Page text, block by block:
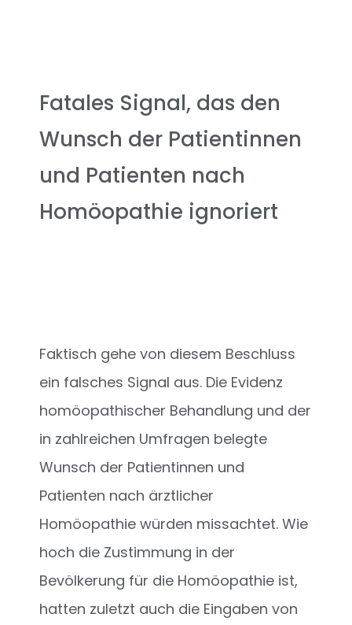
Fatales Signal, das den
Wunsch der Patientinnen
und Patienten nach
Homöopathie ignoriert
Faktisch gehe von diesem Beschluss
ein falsches Signal aus. Die Evidenz
homöopathischer Behandlung und der
in zahlreichen Umfragen belegte
Wunsch der Patientinnen und
Patienten nach ärztlicher
Homöopathie würden missachtet. Wie
hoch die Zustimmung in der
Bevölkerung für die Homöopathie ist,
hatten zuletzt auch die Eingaben von